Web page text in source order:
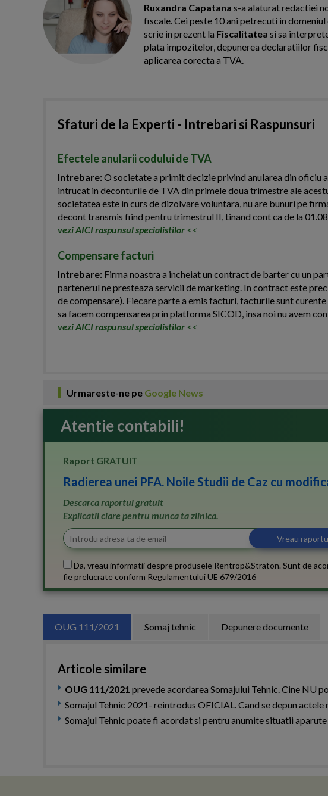
Ruxandra Capatana s-a alaturat redactiei
fiscale. Cei peste 10 ani petrecuti in
scrie in prezent la Fiscalitatea si sa
plata impozitelor, depunerea declaratiilor
aplicarea corecta a TVA.
Sfaturi de la Experti - Intrebari si Raspunsuri
Efectele anularii codului de TVA
Intrebare:O societate a primit decizie privind anularea din oficiu
intrucat in deconturile de TVA din primele doua trimestre ale
societatea este in curs de dizolvare voluntara, nu are bunuri pe
decont transmis fiind pentru trimestrul II, tinand cont ca de la
vezi AICI raspunsul specialistilor <<
Compensare facturi
Intrebare: Firma noastra a incheiat un contract de barter cu un
partenerul ne presteaza servicii de marketing. In contract este
de compensare). Fiecare parte a emis facturi, facturile sunt
sa facem compensarea prin platforma SICOD, insa noi nu avem
vezi AICI raspunsul specialistilor <<
Urmareste-ne pe Google News
Atentie contabili!
Raport GRATUIT
Radierea unei PFA. Noile Studii de Caz cu
Descarca raportul gratuit
Explicatii clare pentru munca ta zilnica.
Da, vreau informatii despre produsele Rentrop&Straton. Sunt de
fie prelucrate conform Regulamentului UE 679/2016
OUG 111/2021 Somaj tehnic Depunere documente
Articole similare
OUG 111/2021 prevede acordarea Somajului Tehnic. Cine NU
Somajul Tehnic 2021- reintrodus OFICIAL. Cand se depun
Somajul Tehnic poate fi acordat si pentru anumite situatii